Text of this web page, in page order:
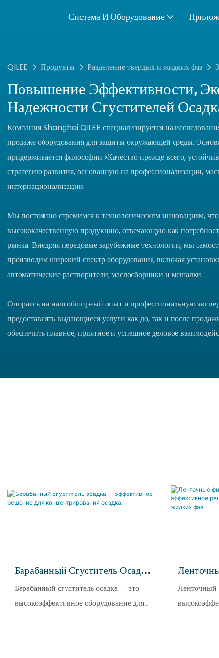
Система И Оборудование
QILEE Продукты Разделение твердых и жидких фаз
Повышение Эффективности,
Надежности Сгустителей
Компания Shanghai QILEE специализируется на
продаже оборудования для защиты окружающей среды.
придерживается философии «Качество прежде всего,
стратегию развития, основанную на профессионализации,
интернационализации.
Мы постоянно стремимся к технологическим инновациям,
высококачественную продукцию, отвечающую как
рынка. Внедряя передовые зарубежные технологии, мы
производим широкий спектр оборудования, включая
автоматические растворители, маслосборники и мешалки.
Опираясь на наш обширный опыт и профессиональную
предоставлять выдающиеся услуги как до, так и после
обеспечить плавное, приятное и успешное деловое
Барабанный Сгуститель Осадка
— Эффективное Решение Для
Концентрирования Осадка.
Барабанный сгуститель осадка — это
высокоэффективное оборудование для
Решение
Ленточный